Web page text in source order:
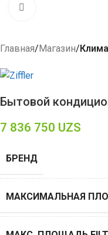
Главная Магазин
Бытовой
7 836 750 UZS
БРЕНД
МАКСИМАЛЬНАЯ